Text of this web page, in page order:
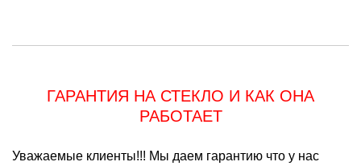
ГАРАНТИЯ НА СТЕКЛО И КАК ОНА
РАБОТАЕТ
Уважаемые клиенты!!! Мы даем гарантию что у нас